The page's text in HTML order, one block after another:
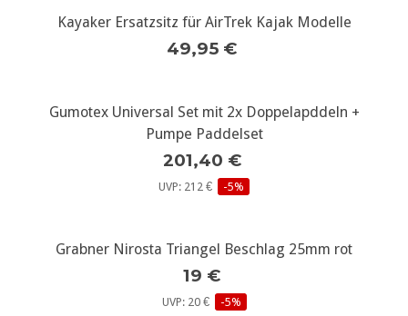
Kayaker Ersatzsitz für AirTrek Kajak Modelle
49,95 €
Gumotex Universal Set mit 2x Doppelapddeln +
Pumpe Paddelset
201,40 €
UVP: 212 € -5%
Grabner Nirosta Triangel Beschlag 25mm rot
19 €
UVP: 20 € -5%